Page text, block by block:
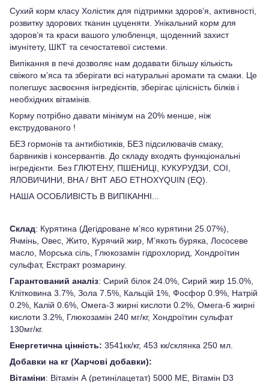
Сухий корм класу Холістик для підтримки здоров’я, активності,
розвитку здорових тканин цуценяти. Унікальний корм для
здоров’я та краси вашого улюбленця, щоденний захист
імунітету, ШКТ та сечостатевої системи.
Випікання в печі дозволяє нам додавати більшу кількість
свіжого м’яса та зберігати всі натуральні аромати та смаки. Це
полегшує засвоєння інгредієнтів, зберігає цілісність білків і
необхідних вітамінів.
Корму потрібно давати мінімум на 20% менше, ніж
екструдованого !
БЕЗ гормонів та антибіотиків, БЕЗ підсилювачів смаку,
барвників і консервантів. До складу входять функціональні
інгредієнти. Без ГЛЮТЕНУ, ПШЕНИЦІ, КУКУРУДЗИ, СОІ,
ЯЛОВИЧИНИ, BHA / BHT АБО ETHOXYQUIN (EQ).
НАША ОСОБЛИВІСТЬ В ВИПІКАННІ...
Склад: Курятина (Дегідроване м’ясо курятини 25.07%),
Ячмінь, Овес, Жито, Курячий жир, М’якоть буряка, Лососеве
масло, Морська сіль, Глюкозамін гідрохлорид, Хондроїтин
сульфат, Екстракт розмарину.
Гарантований аналіз: Сирий білок 24.0%, Сирий жир 15.0%,
Клітковина 3.7%, Зола 7.5%, Кальцій 1%, Фосфор 0.9%, Натрій
0.2%, Калій 0.6%, Омега-3 жирні кислоти 0.2%, Омега-6 жирні
кислоти 3.2%, Глюкозамін 240 мг/кг, Хондроїтин сульфат
130мг/кг.
Енергетична цінність: 3541кк/кг, 453 кк/склянка 250 мл.
Добавки на кг (Харчові добавки):
Вітаміни: Вітамін А (ретинілацетат) 5000 МЕ, Вітамін D3